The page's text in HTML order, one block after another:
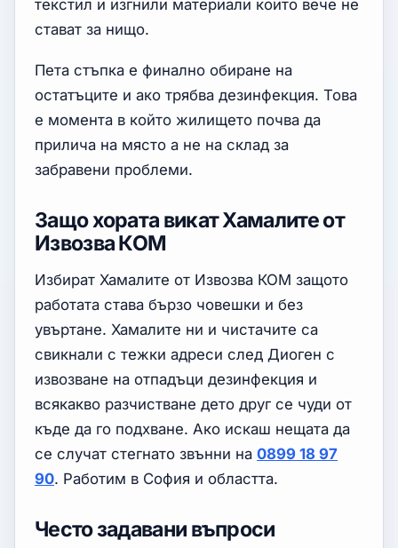
текстил и изгнили материали които вече не
стават за нищо.
Пета стъпка е финално обиране на
остатъците и ако трябва дезинфекция. Това
е момента в който жилището почва да
прилича на място а не на склад за
забравени проблеми.
Защо хората викат Хамалите от
Извозва КОМ
Избират Хамалите от Извозва КОМ защото
работата става бързо човешки и без
увъртане. Хамалите ни и чистачите са
свикнали с тежки адреси след Диоген с
извозване на отпадъци дезинфекция и
всякакво разчистване дето друг се чуди от
къде да го подхване. Ако искаш нещата да
се случат стегнато звънни на 0899 18 97
90. Работим в София и областта.
Често задавани въпроси